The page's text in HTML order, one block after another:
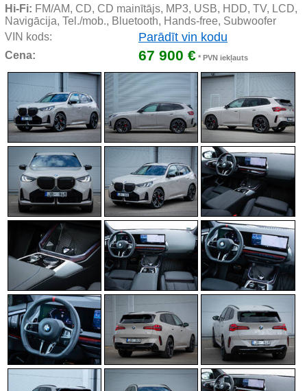
Hi-Fi: FM/AM, CD, CD mainītājs, MP3, USB, HDD, TV, LCD,
Navigācija, Tel./mob., Bluetooth, Hands-free, Subwoofer
VIN kods:
Parādīt vin kodu
Cena: 67 900 € * PVN iekļauts